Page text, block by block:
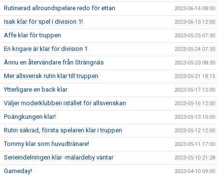
Rutinerad allroundspelare redo för ettan 2023-06-14 08:00
Isak klar för spel i division 1! 2023-06-13 12:00
Affe klar för truppen 2023-05-25 07:30
En krigare är klar för division 1 2023-05-24 07:30
Ännu en återvändare från Strängnäs 2023-05-23 08:30
Mer allsvensk rutin klar till truppen 2023-05-21 18:15
Ytterligare en back klar 2023-05-17 12:00
Väljer moderklubben istället för allsvenskan 2023-05-16 12:00
Poängkungen klar! 2023-05-13 10:00
Rutin säkrad, första spelaren klar i truppen 2023-05-12 12:00
Tommy klar som huvudtränare! 2023-05-11 17:00
Serieindelningen klar -mälardeby väntar 2023-05-10 21:28
Gameday! 2023-04-10 09:00